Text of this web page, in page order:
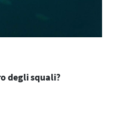
degli squali?